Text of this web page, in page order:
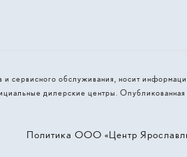
сервисного обслуживания, носит
дилерские центры.
Политика ООО «Центр